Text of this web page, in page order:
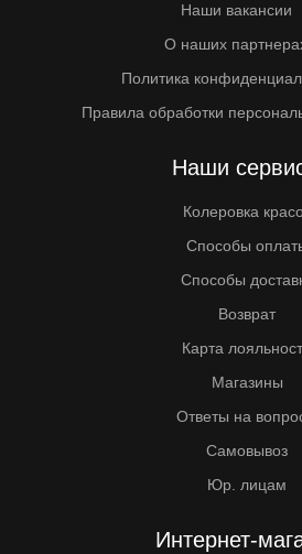
Наши вакансии
О наших
Политика
Правила обработки
Наши
Колеровка
Способы
Способы
Возврат
Карта
Магазины
Ответы на
Самовывоз
Юр. лицам
Интернет-